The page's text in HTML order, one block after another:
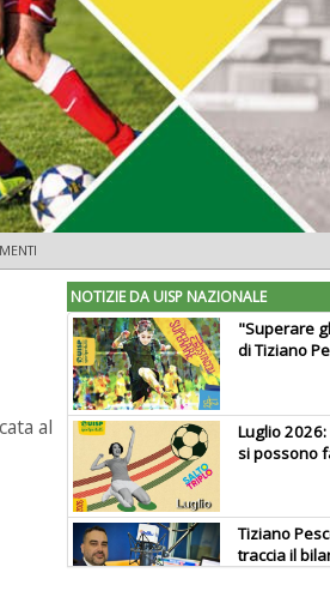
al
NOTIZIE DA UISP NAZIONALE
"Superare
di Tiziano
Luglio
si possono
Tiziano
traccia il